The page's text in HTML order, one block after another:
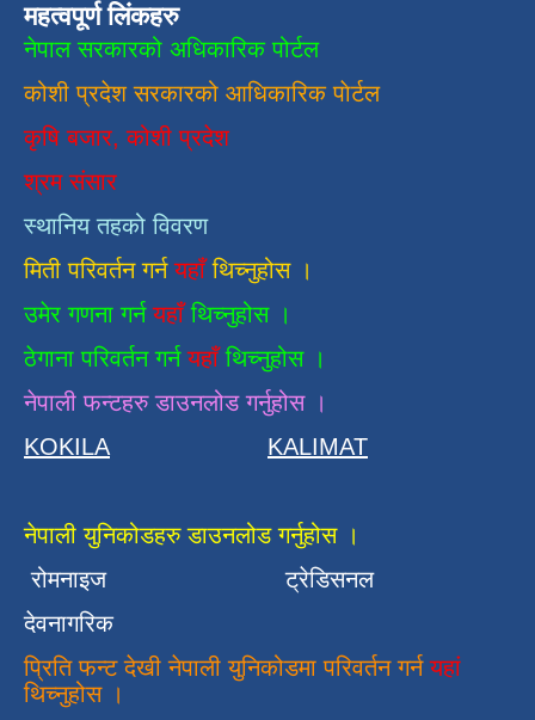
महत्वपूर्ण लिंकहरु
नेपाल सरकारको अधिकारिक पोर्टल
कोशी प्रदेश सरकारको आधिकारिकपाेर्टल
कृषि बजार, कोशी प्रदेश
श्रम संसार
स्थानिय तहको विवरण
मिती परिवर्तन गर्न यहाँ थिच्नुहोस ।
उमेर गणना गर्नयहाँथिच्नुहोस ।
ठेगाना परिवर्तन गर्नयहाँ थिच्नुहोस ।
नेपाली फन्टहरु डाउनलोड गर्नुहोस ।
KOKILA
KALIMAT
नेपाली युनिकोडहरु डाउनलोड गर्नुहोस ।
रोमनाइज
ट्रेडिसनल
देवनागरिक
प्रिति फन्ट देखी नेपाली युनिकोडमा परिवर्तन गर्न यहां
थिच्नुहोस ।